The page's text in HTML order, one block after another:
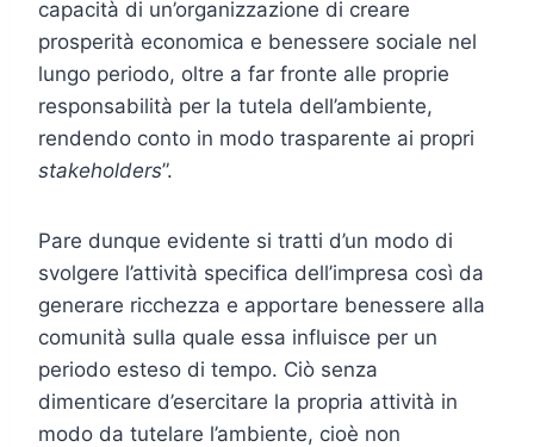
capacità di un’organizzazione di creare
prosperità economica e benessere sociale nel
lungo periodo, oltre a far fronte alle proprie
responsabilità per la tutela dell’ambiente,
rendendo conto in modo trasparente ai propri
stakeholders”.
Pare dunque evidente si tratti d’un modo di
svolgere l’attività specifica dell’impresa così da
generare ricchezza e apportare benessere alla
comunità sulla quale essa influisce per un
periodo esteso di tempo. Ciò senza
dimenticare d’esercitare la propria attività in
modo da tutelare l’ambiente, cioè non